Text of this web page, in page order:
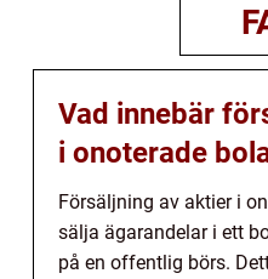
Vad innebär
i onoterade
Försäljning av aktier i
sälja ägarandelar i ett
på en offentlig börs.